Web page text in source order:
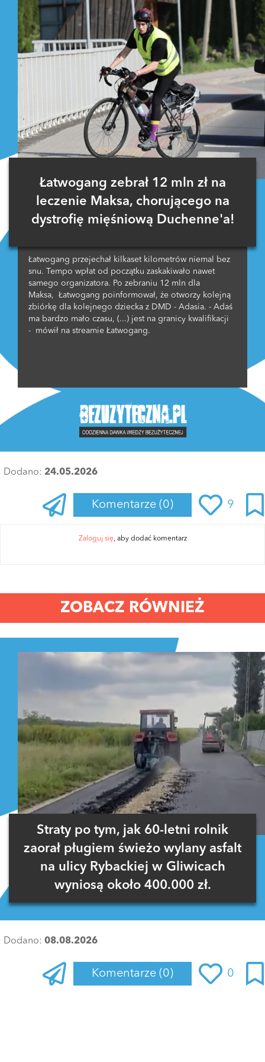
Łatwogang zebrał 12 mln zł na
leczenie Maksa, chorującego na
dystrofię mięśniową Duchenne'a!
Łatwogang przejechał kilkaset kilometrów niemal bez
snu. Tempo wpłat od początku zaskakiwało nawet
samego organizatora. Po zebraniu 12 mln dla
Maksa, Łatwogang poinformował, że otworzy kolejną
zbiórkę dla kolejnego dziecka z DMD - Adasia. - Adaś
ma bardzo mało czasu, (...) jest na granicy kwalifikacji
- mówił na streamie Łatwogang.
Dodano: 24.05.2026
Komentarze (0) 9
Zaloguj się, aby dodać komentarz
ZOBACZ RÓWNIEŻ
Straty po tym, jak 60-letni rolnik
zaorał pługiem świeżo wylany asfalt
na ulicy Rybackiej w Gliwicach
wyniosą około 400.000 zł.
Dodano: 08.08.2026
Komentarze (0) 0